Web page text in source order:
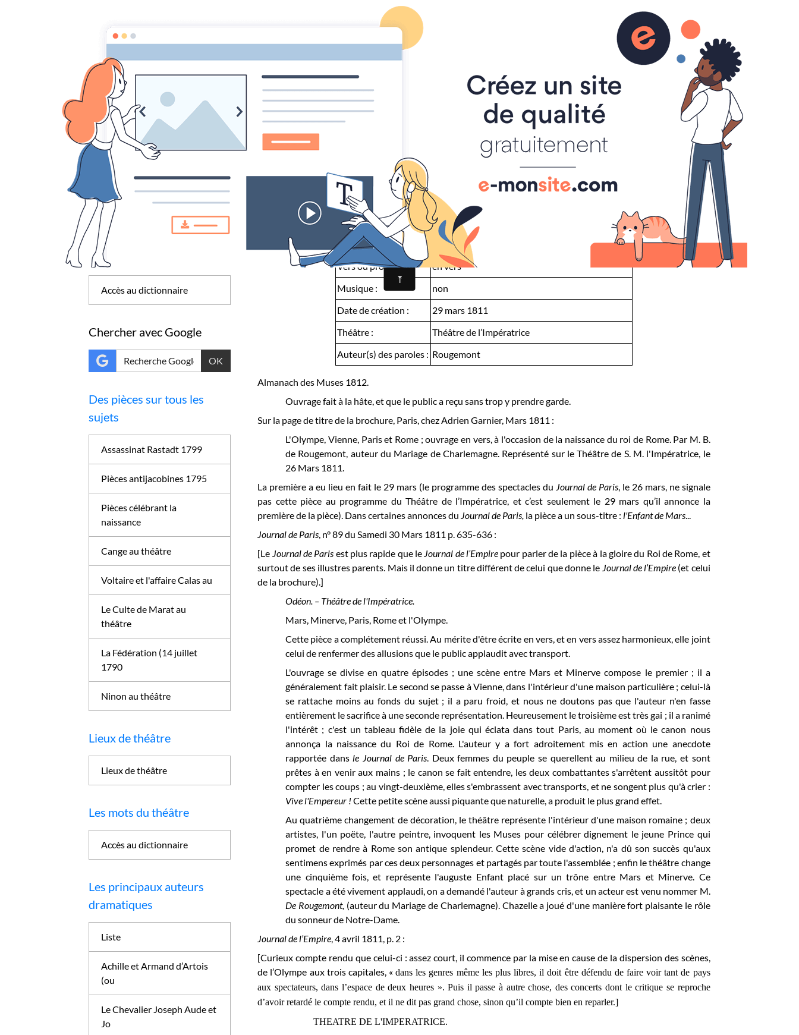
L'Olympe, Vienne, Paris et Rome
L'Olympe, Vienne, Paris et Rome, ouvrage en vers, à l'occasion de la naissance du roi de Rome
, à-propos en 5
scènes épisodiques, en vers, de M. de Rougemont, 29 mars 1811.
Titre :
L'Olympe, Vienne, Paris et Rome, ouvrage en
vers, à l'occasion de la naissance du roi de Rome
Genre
à-propos, scènes épisodiques
Nombre d'actes :
Vers ou prose ?
en vers
Musique :
non
Date de création :
29 mars 1811
Théâtre :
Théâtre de l’Impératrice
Auteur(s) des paroles : Rougemont
Almanach des Muses 1812.
Ouvrage fait à la hâte, et que le public a reçu sans trop y prendre garde.
Sur la page de titre de la brochure, Paris, chez Adrien Garnier, Mars 1811 :
L'Olympe, Vienne, Paris et Rome ; ouvrage en vers, à l'occasion de la naissance du roi de Rome. Par M. B.
de Rougemont, auteur du Mariage de Charlemagne. Représenté sur le Théâtre de S. M. l'Impératrice, le
26 Mars 1811.
La première a eu lieu en fait le 29 mars (le programme des spectacles du Journal de Paris, le 26 mars, ne signale
pas cette pièce au programme du Théâtre de l’Impératrice, et c’est seulement le 29 mars qu’il annonce la
première de la pièce). Dans certaines annonces du Journal de Paris, la pièce a un sous-titre :l'Enfant de Mars...
Journal de Paris, n° 89 du Samedi 30 Mars 1811 p. 635-636 :
[Le Journal de Paris est plus rapide que le Journal de l’Empire pour parler de la pièce à la gloire du Roi de Rome, et
surtout de ses illustres parents. Mais il donne un titre différent de celui que donne le Journal de l’Empire (et celui
de la brochure).]
Odéon. – Théâtre de l'Impératrice.
Mars, Minerve, Paris, Rome et l'Olympe.
Cette pièce a complétement réussi. Au mérite d'être écrite en vers, et en vers assez harmonieux, elle joint
celui de renfermer des allusions que le public applaudit avec transport.
L'ouvrage se divise en quatre épisodes ; une scène entre Mars et Minerve compose le premier ; il a
généralement fait plaisir. Le second se passe à Vienne, dans l'intérieur d'une maison particulière ; celui-là
se rattache moins au fonds du sujet ; il a paru froid, et nous ne doutons pas que l'auteur n'en fasse
entièrement le sacrifice à une seconde représentation. Heureusement le troisième est très gai ; il a ranimé
l'intérêt ; c'est un tableau fidèle de la joie qui éclata dans tout Paris, au moment où le canon nous
annonça la naissance du Roi de Rome. L'auteur y a fort adroitement mis en action une anecdote
rapportée dansle Journal de Paris. Deux femmes du peuple se querellent au milieu de la rue, et sont
prêtes à en venir aux mains ; le canon se fait entendre, lesdeux combattantes s'arrêtent aussitôt pour
compter les coups ; au vingt-deuxième, elles s'embrassent avec transports, et ne songent plus qu'à crier :
Vive l'Empereur !Cette petite scène aussi piquante que naturelle, a produit le plus grand effet.
Au quatrième changement de décoration, le théâtre représente l'intérieur d'une maison romaine ; deux
artistes, l'un poëte, l'autre peintre, invoquent les Muses pour célébrer dignement le jeune Prince qui
promet de rendre à Rome son antique splendeur. Cette scène vide d'action, n'a dû son succès qu'aux
sentimens exprimés par ces deux personnages et partagés par toute l'assemblée ; enfin le théâtre change
une cinquième fois, et représente l'auguste Enfant placé sur un trône entre Mars et Minerve. Ce
spectacle a été vivement applaudi, on a demandé l'auteur à grands cris, et un acteur est venu nommer M.
De Rougemont, (auteur du Mariage de Charlemagne). Chazelle a joué d'une manière fort plaisante le rôle
du sonneur de Notre-Dame.
Journal de l’Empire, 4 avril 1811, p. 2 :
[Curieux compte rendu que celui-ci : assez court, il commence par la mise en cause de la dispersion des scènes,
de l’Olympe aux trois capitales, «dans les genres même les plus libres, il doit être défendu de faire voir tant de pays
aux spectateurs, dans l’espace de deux heures ». Puis il passe à autre chose, des concerts dont le critique se reproche
d’avoir retardé le compte rendu, et il ne dit pas grand chose, sinon qu’il compte bien en reparler.]
THEATRE DE L'IMPERATRICE.
Pièces, gens et lieux
Les pièces : essai de
catalogue
Les gens : acteurs, auteurs et
autres
Lieux de théâtre
Les mots du théâtre
Accès au dictionnaire
Chercher avec Google
OK
Des pièces sur tous les
sujets
Assassinat Rastadt 1799
Pièces antijacobines 1795
Pièces célébrant la
naissance
Cange au théâtre
Voltaire et l'affaire Calas au
Le Culte de Marat au
théâtre
La Fédération (14 juillet
1790
Ninon au théâtre
Lieux de théâtre
Lieux de théâtre
Les mots du théâtre
Accès au dictionnaire
Les principaux auteurs
dramatiques
Liste
Achille et Armand d’Artois
(ou
Le Chevalier Joseph Aude et
Jo